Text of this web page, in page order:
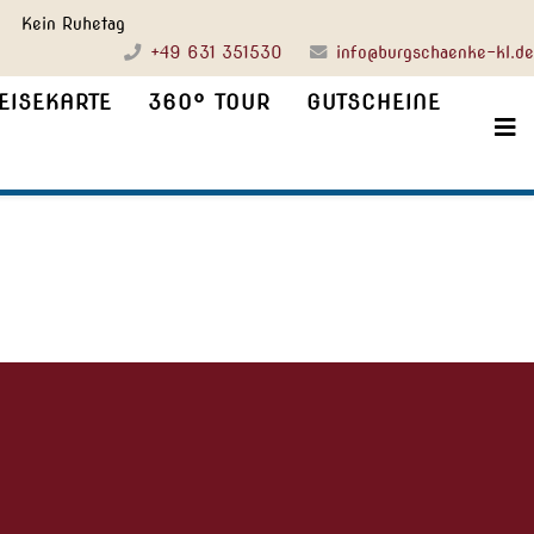
Ruhetag
+49 631 351530
info@burgschaenke-kl.de
360° TOUR GUTSCHEINE